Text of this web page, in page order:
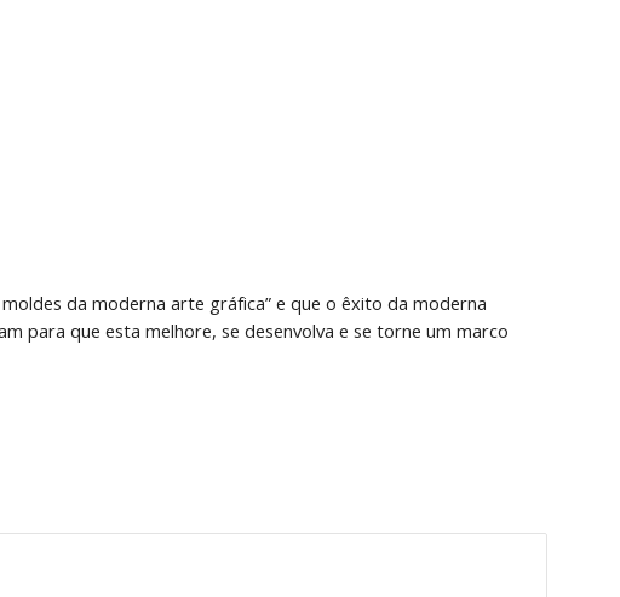
da moderna arte gráfica” e que o êxito da moderna
para que esta melhore, se desenvolva e se torne um marco